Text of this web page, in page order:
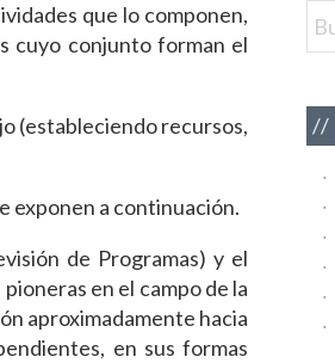
que lo componen,
cuyo conjunto forman el
(estableciendo recursos,
exponen a continuación.
de Programas) y el
en el campo de la
aproximadamente hacia
en sus formas